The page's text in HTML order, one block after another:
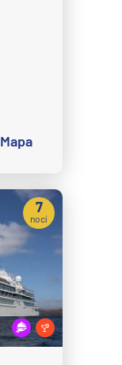
Mapa
7
nocí